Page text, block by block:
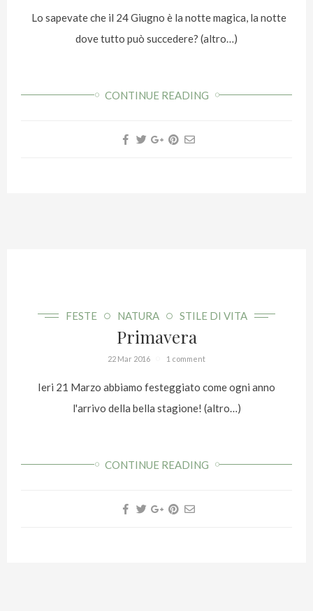
Lo sapevate che il 24 Giugno è la notte magica, la notte
dove tutto può succedere? (altro…)
CONTINUE READING
FESTE NATURA STILE DI VITA
Primavera
22 Mar 2016 1 comment
Ieri 21 Marzo abbiamo festeggiato come ogni anno
l'arrivo della bella stagione! (altro…)
CONTINUE READING